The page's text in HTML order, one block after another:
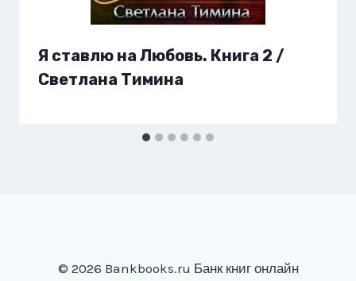
Я ставлю на Любовь. Книга 2 /
Светлана Тимина
© 2026 Bankbooks.ru Банк книг онлайн